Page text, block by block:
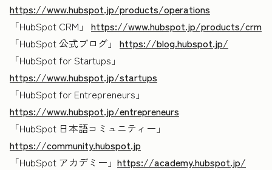
https://www.hubspot.jp/products/operations
「HubSpot CRM」 https://www.hubspot.jp/products/crm
「HubSpot 公式ブログ」 https://blog.hubspot.jp/
「HubSpot for Startups」
https://www.hubspot.jp/startups
「HubSpot for Entrepreneurs」
https://www.hubspot.jp/entrepreneurs
「HubSpot 日本語コミュニティー」
https://community.hubspot.jp
「HubSpot アカデミー」 https://academy.hubspot.jp/